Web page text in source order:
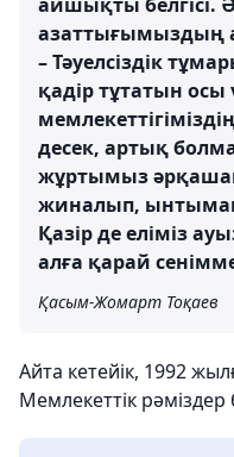
азаттығымыздың
– Тәуелсіздік
қадір тұтатын осы
десек, артық
жұртымыз
жиналып, ынтымақ-
Қазір де еліміз
алға қарай
Қасым-Жомарт Тоқаев
Айта кетейік, 1992
Мемлекеттік рәміздер